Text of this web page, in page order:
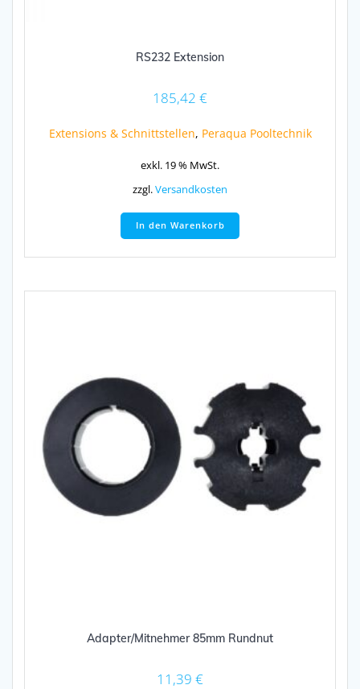
RS232 Extension
185,42 €
Extensions & Schnittstellen, Peraqua Pooltechnik
exkl. 19 % MwSt.
zzgl.Versandkosten
In den Warenkorb
Adapter/Mitnehmer 85mm Rundnut
11,39 €